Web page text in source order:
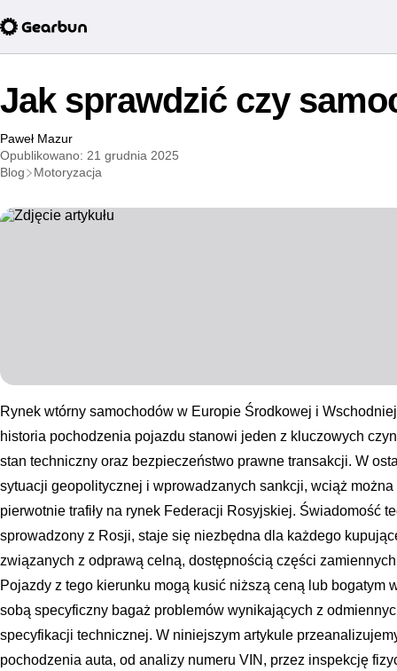
Jak sprawdzić czy
Paweł Mazur
Opublikowano: 21 grudnia 2025
Blog
Motoryzacja
Rynek wtórny samochodów w Europie Środkowej i
historia pochodzenia pojazdu stanowi jeden z kluczowych
stan techniczny oraz bezpieczeństwo prawne transakcji. W
sytuacji geopolitycznej i wprowadzanych sankcji, wciąż
pierwotnie trafiły na rynek Federacji Rosyjskiej. Świadomość
sprowadzony z Rosji, staje się niezbędna dla każdego
związanych z odprawą celną, dostępnością części
Pojazdy z tego kierunku mogą kusić niższą ceną lub bogatym
sobą specyficzny bagaż problemów wynikających z
specyfikacji technicznej. W niniejszym artykule
pochodzenia auta, od analizy numeru VIN, przez inspekcję